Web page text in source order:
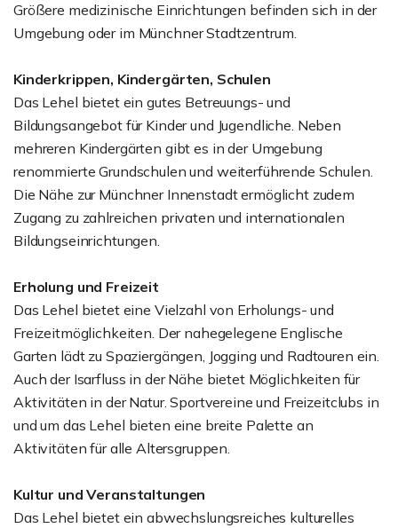
Größere medizinische Einrichtungen befinden sich in der
Umgebung oder im Münchner Stadtzentrum.
Kinderkrippen, Kindergärten, Schulen
Das Lehel bietet ein gutes Betreuungs- und
Bildungsangebot für Kinder und Jugendliche. Neben
mehreren Kindergärten gibt es in der Umgebung
renommierte Grundschulen und weiterführende Schulen.
Die Nähe zur Münchner Innenstadt ermöglicht zudem
Zugang zu zahlreichen privaten und internationalen
Bildungseinrichtungen.
Erholung und Freizeit
Das Lehel bietet eine Vielzahl von Erholungs- und
Freizeitmöglichkeiten. Der nahegelegene Englische
Garten lädt zu Spaziergängen, Jogging und Radtouren ein.
Auch der Isarfluss in der Nähe bietet Möglichkeiten für
Aktivitäten in der Natur. Sportvereine und Freizeitclubs in
und um das Lehel bieten eine breite Palette an
Aktivitäten für alle Altersgruppen.
Kultur und Veranstaltungen
Das Lehel bietet ein abwechslungsreiches kulturelles